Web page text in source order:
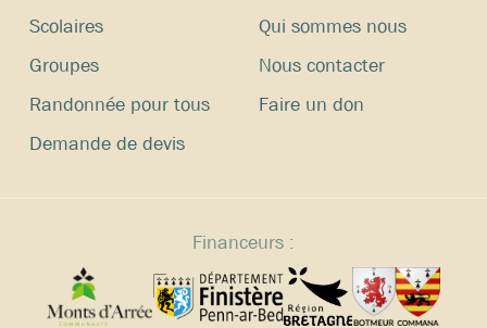
Scolaires
Groupes
Randonnée pour tous
Demande de devis
Qui sommes nous
Nous contacter
Faire un don
Financeurs :